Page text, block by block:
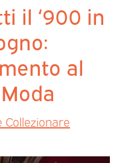
il ‘900 in
al
Collezionare